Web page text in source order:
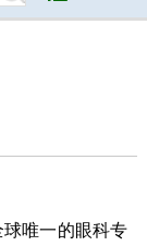
球唯一的眼科专